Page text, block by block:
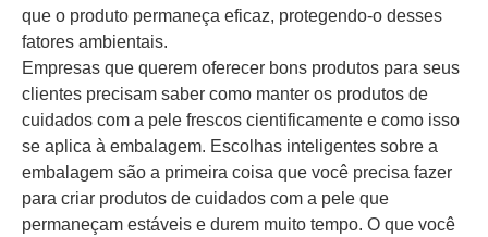
que o produto permaneça eficaz, protegendo-o desses
fatores ambientais.
Empresas que querem oferecer bons produtos para seus
clientes precisam saber como manter os produtos de
cuidados com a pele frescos cientificamente e como isso
se aplica à embalagem. Escolhas inteligentes sobre a
embalagem são a primeira coisa que você precisa fazer
para criar produtos de cuidados com a pele que
permaneçam estáveis e durem muito tempo. O que você